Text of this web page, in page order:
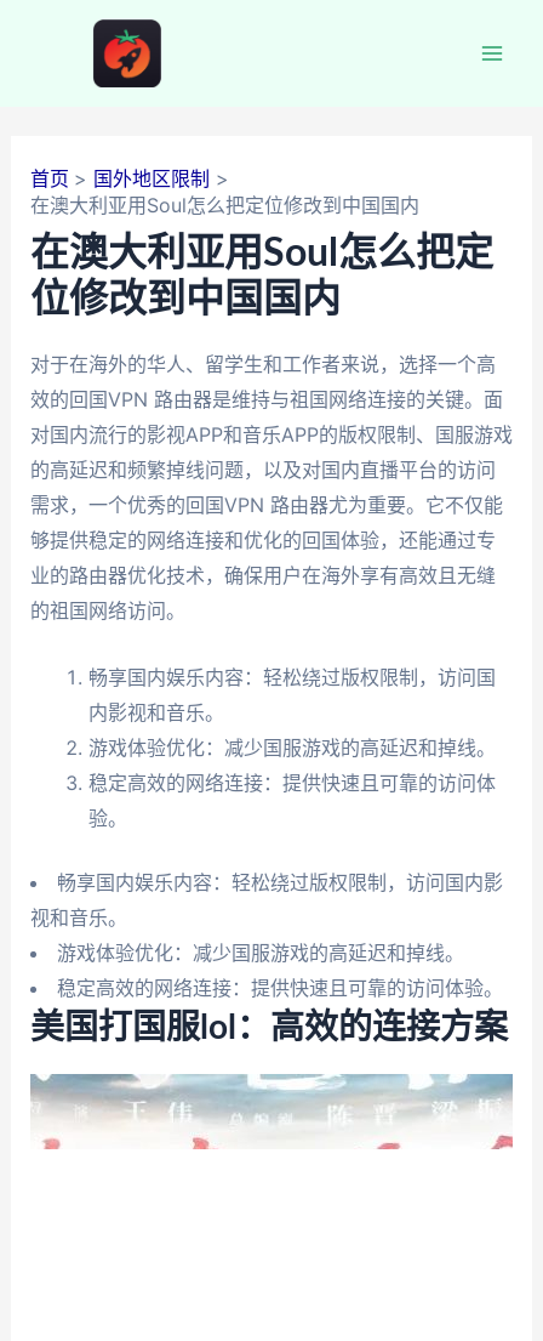
首页
国外地区限制
在澳大利亚用Soul怎么把定位修改到中国国内
在澳大利亚用Soul怎么把定
位修改到中国国内
对于在海外的华人、留学生和工作者来说，选择一个高
效的回国VPN 路由器是维持与祖国网络连接的关键。面
对国内流行的影视APP和音乐APP的版权限制、国服游戏
的高延迟和频繁掉线问题，以及对国内直播平台的访问
需求，一个优秀的回国VPN 路由器尤为重要。它不仅能
够提供稳定的网络连接和优化的回国体验，还能通过专
业的路由器优化技术，确保用户在海外享有高效且无缝
的祖国网络访问。
畅享国内娱乐内容：轻松绕过版权限制，访问国
内影视和音乐。
游戏体验优化：减少国服游戏的高延迟和掉线。
稳定高效的网络连接：提供快速且可靠的访问体
验。
畅享国内娱乐内容：轻松绕过版权限制，访问国内影
视和音乐。
游戏体验优化：减少国服游戏的高延迟和掉线。
稳定高效的网络连接：提供快速且可靠的访问体验。
美国打国服lol：高效的连接方案